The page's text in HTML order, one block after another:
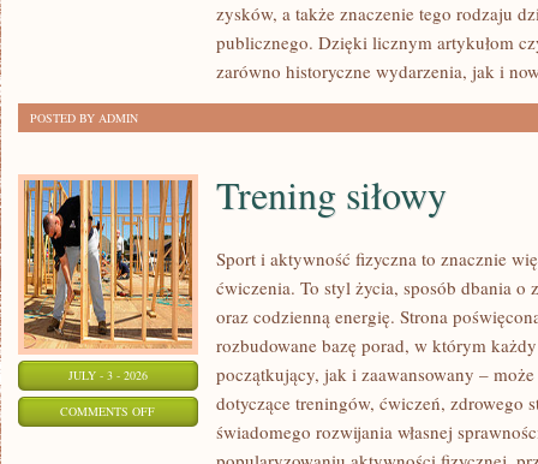
zysków, a także znaczenie tego rodzaju
publicznego. Dzięki licznym artykułom
zarówno historyczne wydarzenia, jak i
POSTED BY ADMIN
JULY - 3 - 2026
COMMENTS OFFON
Trening siłowy
Sport i aktywność fizyczna to znacznie
ćwiczenia. To styl życia, sposób dbania o
oraz codzienną energię. Strona
rozbudowane bazę porad, w którym
początkujący, jak i zaawansowany –
dotyczące treningów, ćwiczeń, zdrowego
świadomego rozwijania własnej